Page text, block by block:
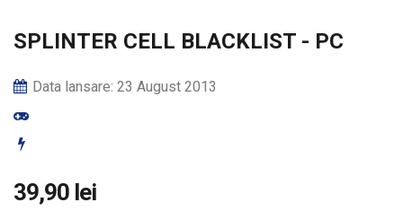
SPLINTER CELL BLACKLIST - PC
Data lansare: 23 August 2013
39,90 lei